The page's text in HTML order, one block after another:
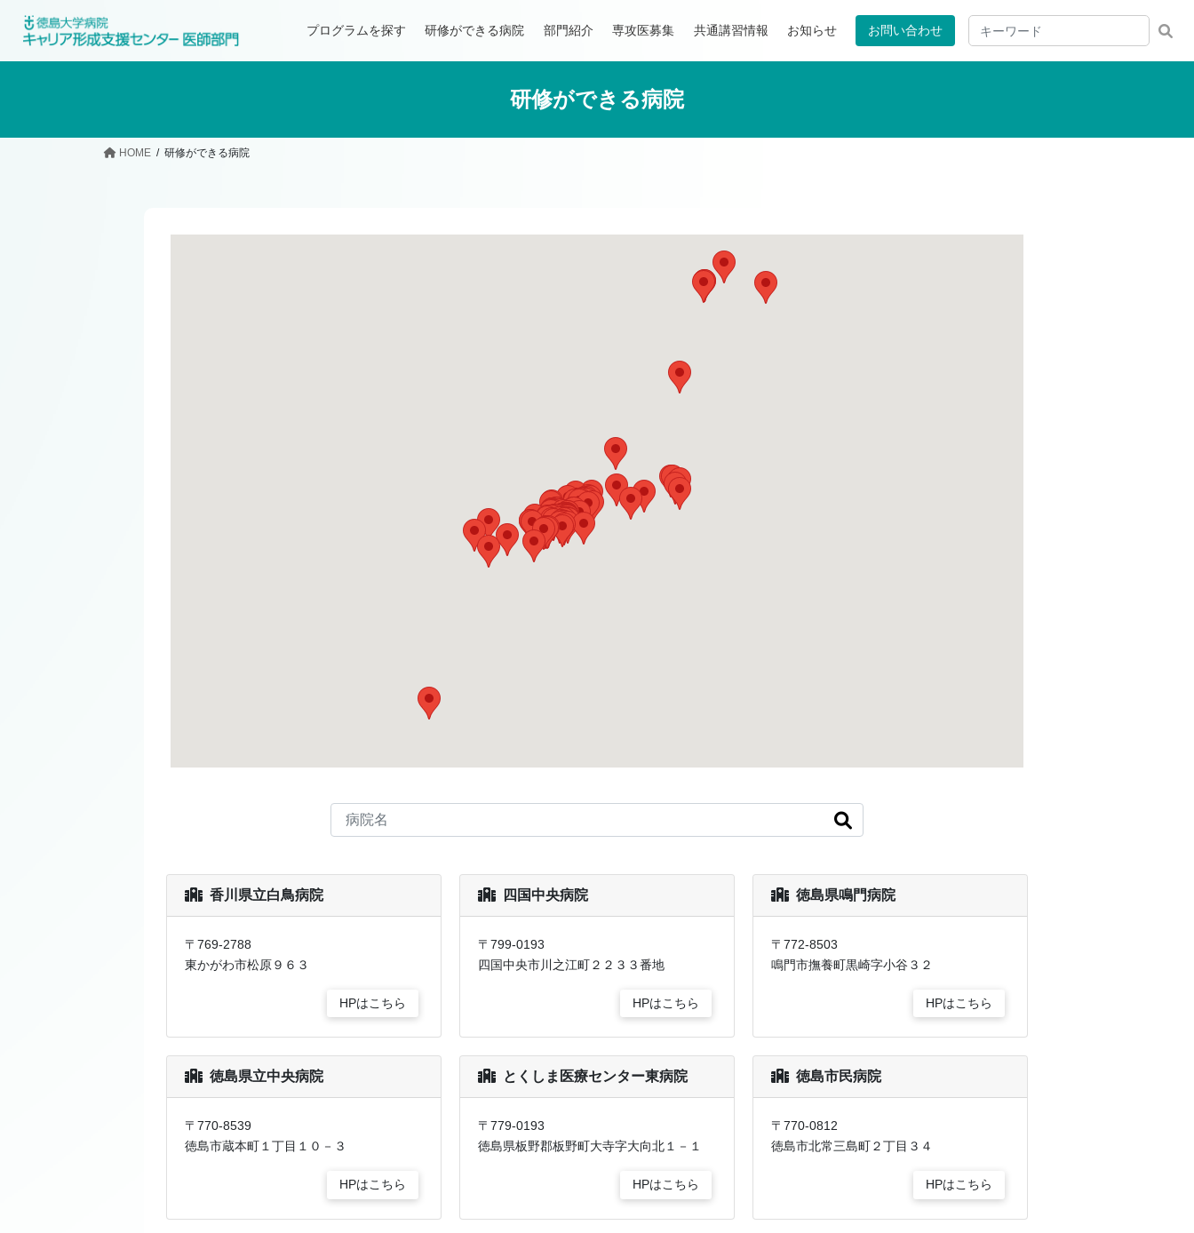
プログラムを探す 研修ができる病院 部門紹介 専攻医募集 共通講習情報 お知らせ お問い合わせ
研修ができる病院
HOME 研修ができる病院
香川県立白鳥病院
〒769-2788
東かがわ市松原９６３
HPはこちら
四国中央病院
〒799-0193
四国中央市川之江町２２３３番地
HPはこちら
徳島県鳴門病院
〒772-8503
鳴門市撫養町黒崎字小谷３２
HPはこちら
徳島県立中央病院
〒770-8539
徳島市蔵本町１丁目１０－３
HPはこちら
とくしま医療センター東病院
〒779-0193
徳島県板野郡板野町大寺字大向北１－１
HPはこちら
徳島市民病院
〒770-0812
徳島市北常三島町２丁目３４
HPはこちら